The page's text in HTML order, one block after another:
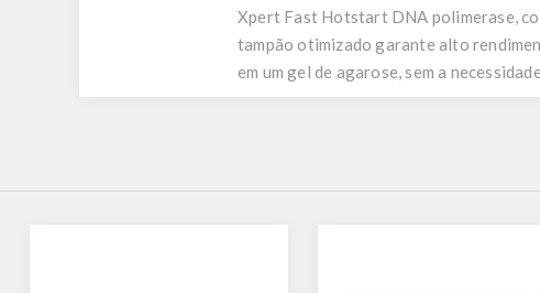
Xpert Fast Hotstart DNA polimerase,
tampão otimizado garante alto
em um gel de agarose, sem a